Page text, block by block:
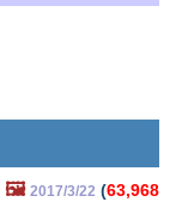
🖼️ 2017/3/22 (63,968